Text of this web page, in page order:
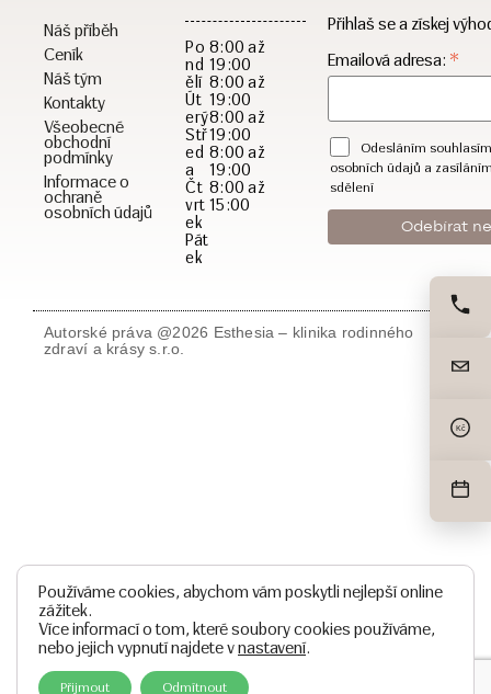
Náš příběh
Ceník
Náš tým
Kontakty
Všeobecné
obchodní
podmínky
Informace o
ochraně
osobních údajů
Po
nd
ělí
Út
erý
Stř
ed
a
Čt
vrt
ek
Pát
ek
8:00 až
19:00
8:00 až
19:00
8:00 až
19:00
8:00 až
19:00
8:00 až
15:00
Přihlaš se a získej
Emailová adresa: *
Odesláním
osobních údajů a
sdělení
Autorské práva @2026 Esthesia – klinika rodinného
zdraví a krásy s.r.o.
Používáme cookies, abychom vám poskytli nejlepší online
zážitek.
Více informací o tom, které soubory cookies používáme,
nebo jejich vypnutí najdete vnastavení.
Přijmout Odmítnout
Kč